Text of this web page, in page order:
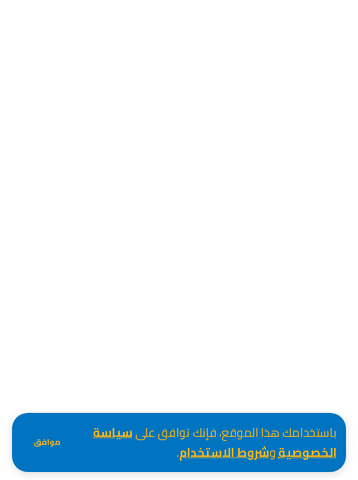
باستخدامك هذا الموقع، فإنك توافق علىسياسة
الخصوصيةوشروط الاستخدام. موافق